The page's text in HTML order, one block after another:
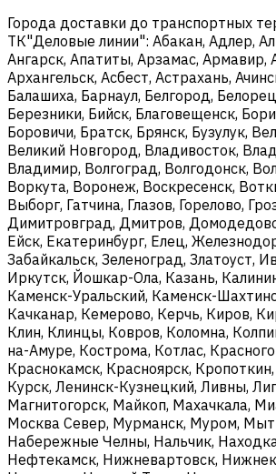
Города доставки до транспортных
ТК"Деловые линии": Абакан, Адлер,
Ангарск, Апатиты, Арзамас, Армавир,
Архангельск, Асбест, Астрахань,
Балашиха, Барнаул, Белгород,
Березники, Бийск, Благовещенск,
Боровичи, Братск, Брянск, Бузулук,
Великий Новгород, Владивосток,
Владимир, Волгоград, Волгодонск,
Воркута, Воронеж, Воскресенск,
Выборг, Гатчина, Глазов, Горелово,
Димитровград, Дмитров,
Ейск, Екатеринбург, Елец,
Забайкальск, Зеленоград, Златоуст,
Иркутск, Йошкар-Ола, Казань,
Каменск-Уральский, Каменск-
Качканар, Кемерово, Керчь, Киров,
Клин, Клинцы, Ковров, Коломна,
на-Амуре, Кострома, Котлас,
Краснокамск, Красноярск,
Курск, Ленинск-Кузнецкий, Ливны,
Магнитогорск, Майкоп, Махачкала,
Москва Север, Мурманск, Муром,
Набережные Челны, Нальчик,
Нефтекамск, Нижневартовск,